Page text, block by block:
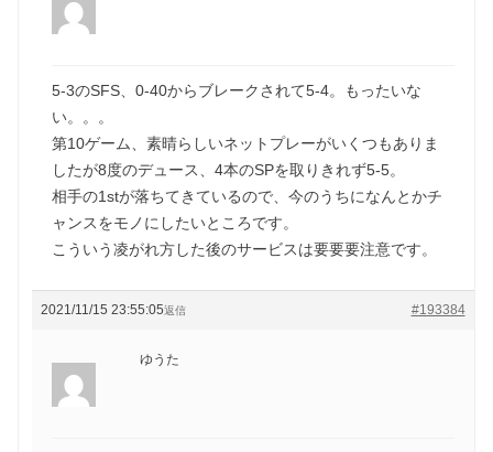
5-3のSFS、0-40からブレークされて5-4。もったいな
い。。。
第10ゲーム、素晴らしいネットプレーがいくつもありま
したが8度のデュース、4本のSPを取りきれず5-5。
相手の1stが落ちてきているので、今のうちになんとかチ
ャンスをモノにしたいところです。
こういう凌がれ方した後のサービスは要要要注意です。
2021/11/15 23:55:05 #193384
返信
ゆうた